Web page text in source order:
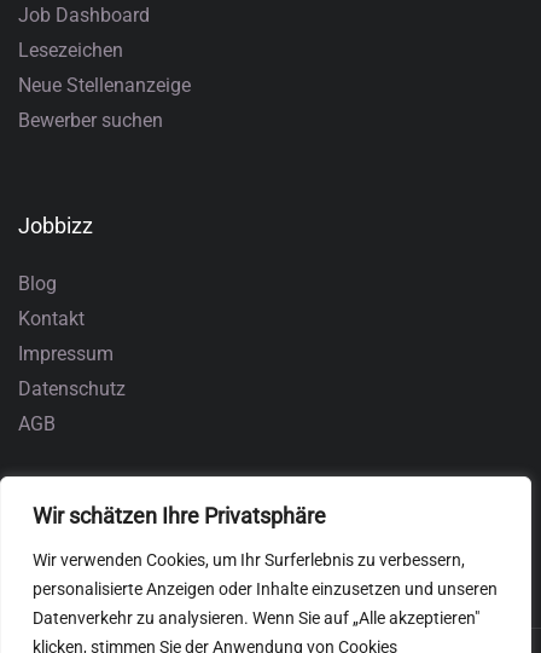
Wir schätzen Ihre Privatsphäre
Wir verwenden Cookies, um Ihr Surferlebnis zu verbessern,
personalisierte Anzeigen oder Inhalte einzusetzen und unseren
Datenverkehr zu analysieren. Wenn Sie auf „Alle akzeptieren"
klicken, stimmen Sie der Anwendung von Cookies
Job Dashboard
Lesezeichen
Neue Stellenanzeige
Bewerber suchen
Jobbizz
Blog
Kontakt
Impressum
Datenschutz
AGB